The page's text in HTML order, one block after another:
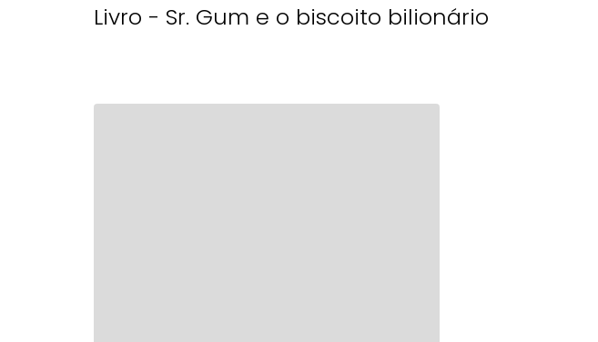
Livro - Sr. Gum e o biscoito bilionário